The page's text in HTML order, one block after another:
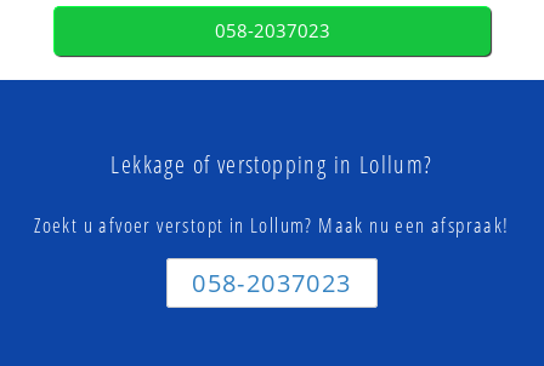
058-2037023
Lekkage of verstopping in Lollum?
Zoekt u afvoer verstopt in Lollum? Maak nu een afspraak!
058-2037023